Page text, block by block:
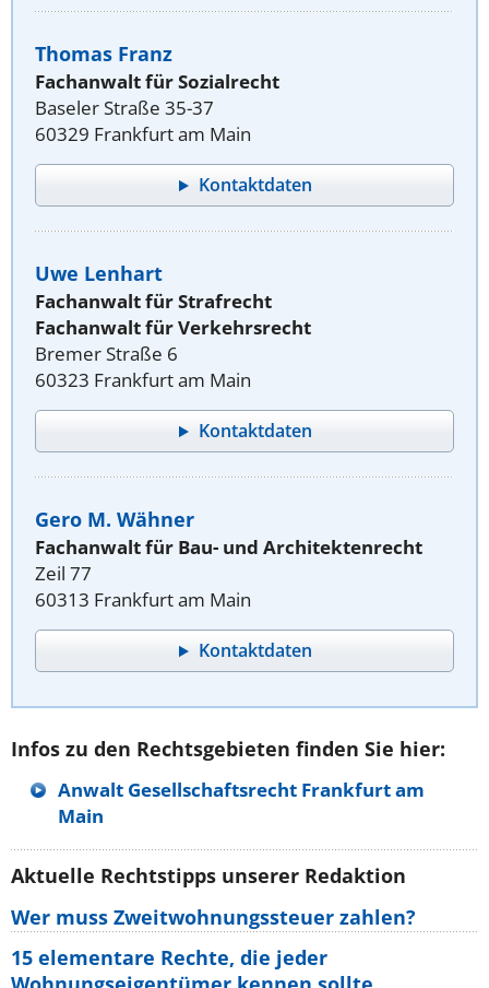
Thomas Franz
Fachanwalt für Sozialrecht
Baseler Straße 35-37
60329 Frankfurt am Main
Kontaktdaten
Uwe Lenhart
Fachanwalt für Strafrecht
Fachanwalt für Verkehrsrecht
Bremer Straße 6
60323 Frankfurt am Main
Kontaktdaten
Gero M. Wähner
Fachanwalt für Bau- und Architektenrecht
Zeil 77
60313 Frankfurt am Main
Kontaktdaten
Infos zu den Rechtsgebieten finden Sie hier:
Anwalt Gesellschaftsrecht Frankfurt am
Main
Aktuelle Rechtstipps unserer Redaktion
Wer muss Zweitwohnungssteuer zahlen?
15 elementare Rechte, die jeder